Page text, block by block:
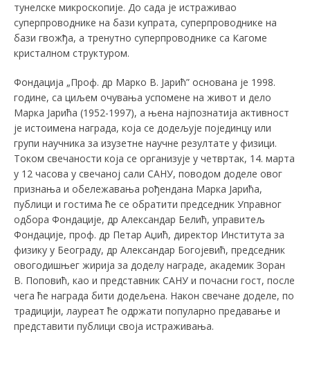
тунелске микроскопије. До сада је истраживао
суперпроводнике на бази купрата, суперпроводнике на
бази гвожђа, а тренутно суперпроводнике са Кагоме
кристалном структуром.
Фондација „Проф. др Марко В. Јарић” основана је 1998.
године, са циљем oчувања успомене на живот и дело
Марка Јарића (1952-1997), а њена најпознатија активност
је истоимена награда, која се додељује појединцу или
групи научника за изузетне научне резултате у физици.
Током свечаности која се организује у четвртак, 14. марта
у 12 часова у свечаној сали САНУ, поводом доделе овог
признања и обележавања рођендана Марка Јарића,
публици и гостима ће се обратити председник Управног
одбора Фондације, др Александар Белић, управитељ
Фондације, проф. др Петар Аџић, директор Института за
физику у Београду, др Александар Богојевић, председник
овогодишњег жирија за доделу награде, академик Зоран
В. Поповић, као и представник САНУ и почасни гост, после
чега ће награда бити додељена. Након свечане доделе, по
традицији, лауреат ће одржати популарно предавање и
представити публици своја истраживања.